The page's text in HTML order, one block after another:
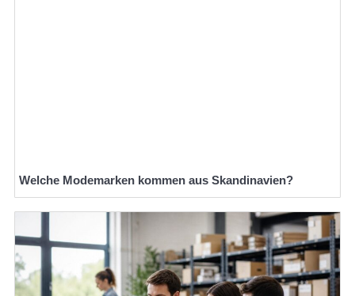
Welche Modemarken kommen aus Skandinavien?